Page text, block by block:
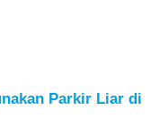
Parkir Liar di